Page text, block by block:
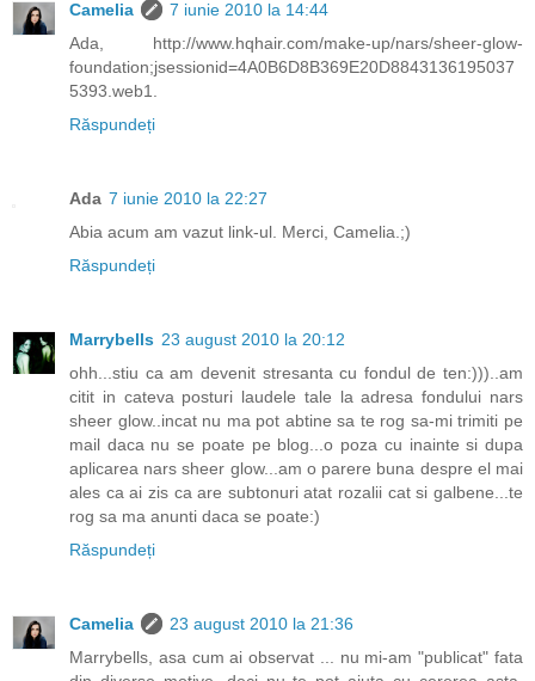
Camelia
7 iunie 2010 la 14:44
Ada, http://www.hqhair.com/make-up/nars/sheer-glow-
foundation;jsessionid=4A0B6D8B369E20D8843136195037
5393.web1.
Răspundeți
Ada 7 iunie 2010 la 22:27
Abia acum am vazut link-ul. Merci, Camelia.;)
Răspundeți
Marrybells 23 august 2010 la 20:12
ohh...stiu ca am devenit stresanta cu fondul de ten:)))..am
citit in cateva posturi laudele tale la adresa fondului nars
sheer glow..incat nu ma pot abtine sa te rog sa-mi trimiti pe
mail daca nu se poate pe blog...o poza cu inainte si dupa
aplicarea nars sheer glow...am o parere buna despre el mai
ales ca ai zis ca are subtonuri atat rozalii cat si galbene...te
rog sa ma anunti daca se poate:)
Răspundeți
Camelia
23 august 2010 la 21:36
Marrybells, asa cum ai observat ... nu mi-am "publicat" fata